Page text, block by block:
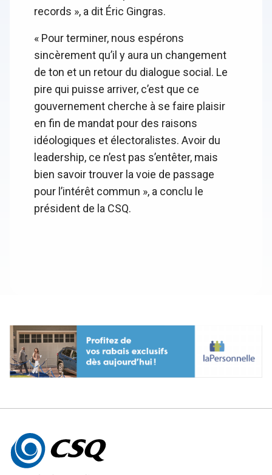
records », a dit Éric Gingras.
« Pour terminer, nous espérons
sincèrement qu’il y aura un changement
de ton et un retour du dialogue social. Le
pire qui puisse arriver, c’est que ce
gouvernement cherche à se faire plaisir
en fin de mandat pour des raisons
idéologiques et électoralistes. Avoir du
leadership, ce n’est pas s’entêter, mais
bien savoir trouver la voie de passage
pour l’intérêt commun », a conclu le
président de la CSQ.
Autres
informations